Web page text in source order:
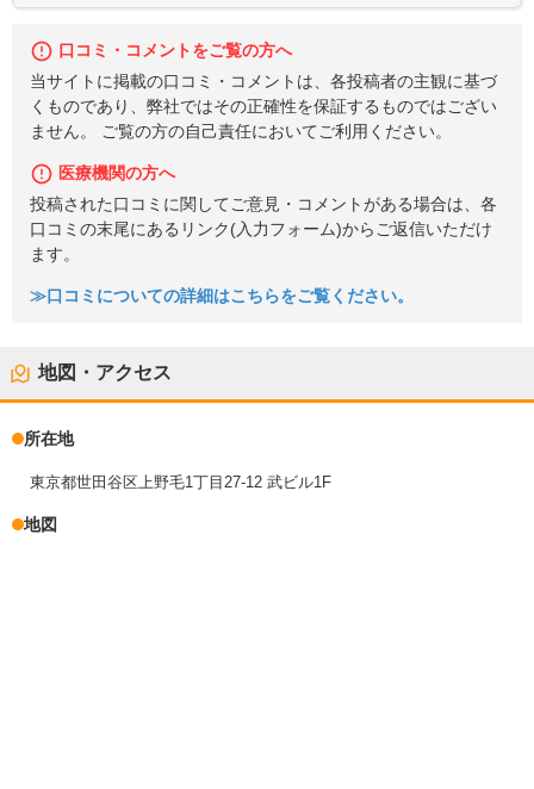
口コミ・コメントをご覧の方へ
当サイトに掲載の口コミ・コメントは、各投稿者の主観に基づ
くものであり、弊社ではその正確性を保証するものではござい
ません。 ご覧の方の自己責任においてご利用ください。
医療機関の方へ
投稿された口コミに関してご意見・コメントがある場合は、各
口コミの末尾にあるリンク(入力フォーム)からご返信いただけ
ます。
≫口コミについての詳細はこちらをご覧ください。
地図・アクセス
所在地
東京都世田谷区上野毛1丁目27-12 武ビル1F
地図